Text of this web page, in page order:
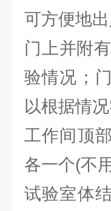
可方便地
门上并附
验情况；
以根据情况
工作间顶
各一个(不
试验室体